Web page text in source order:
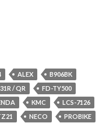
ALEX
B906BK
/ QR
FD-TY500
KMC
LCS-7126
NECO
PROBIKE